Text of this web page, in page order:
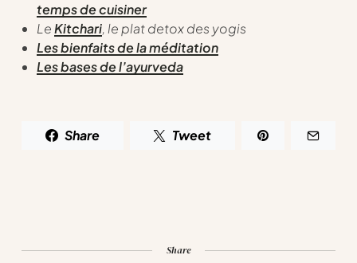
temps de cuisiner
LeKitchari, le plat detox des yogis
Les bienfaits de la méditation
Les bases de l’ayurveda
Share Tweet
Share